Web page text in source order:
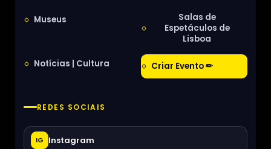
Museus
Salas de
Espetáculos de
Lisboa
Notícias | Cultura Criar Evento ✏
REDES SOCIAIS
IG Instagram